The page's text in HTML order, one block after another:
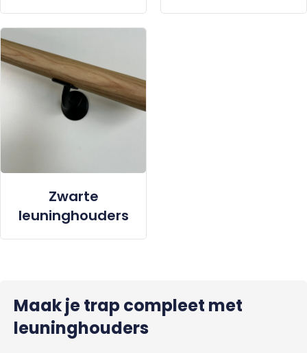
Zwarte
leuninghouders
Maak je trap compleet met
leuninghouders